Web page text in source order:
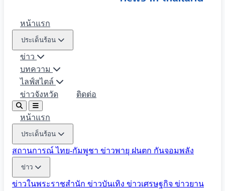
หน้าแรก
ประเด็นร้อน
ข่าว
บทความ
ไลฟ์สไตล์
ข่าวจังหวัด
ติดต่อ
หน้าแรก
ประเด็นร้อน
สถานการณ์ ไทย-กัมพูชา ข่าวพายุ ฝนตก กันจอมพลัง
ข่าว
ข่าวในพระราชสำนัก ข่าวบันเทิง ข่าวเศรษฐกิจ ข่าวยาน